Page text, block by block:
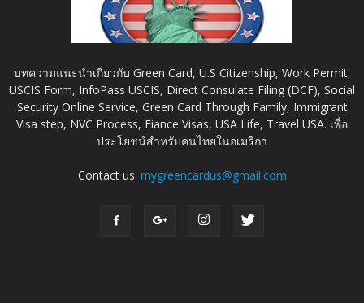
บทความแนะนำเกี่ยวกับ Green Card, U.S Citizenship, Work Permit,
USCIS Form, InfoPass USCIS, Direct Consulate Filing (DCF), Social
Security Online Service, Green Card Through Family, Immigrant
Visa step, NVC Process, Fiance Visas, USA Life, Travel USA. เพื่อ
ประโยชน์สำหรับคนไทยในอเมริกา
Contact us: mygreencardus@gmail.com